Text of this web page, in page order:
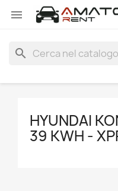

search
HYUNDAI
39 KWH -